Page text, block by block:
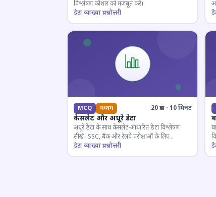
विश्लेषण कौशल को मजबूत करें।
डेटा व्याख्या प्रश्नोत्तरी
MCQ मध्यम 20 प्रश्न · 10 मिनट
केसलेट और अधूरे डेटा
अधूरे डेटा के साथ केसलेट-आधारित डेटा विश्लेषण
सीखें। SSC, बैंक और रेलवे परीक्षाओं के लिए
महत्वपूर्ण।
डेटा व्याख्या प्रश्नोत्तरी